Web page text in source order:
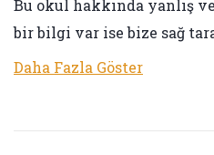
Bu okul hakkında yanlış
bir bilgi var ise bize sağ
Daha Fazla Göster